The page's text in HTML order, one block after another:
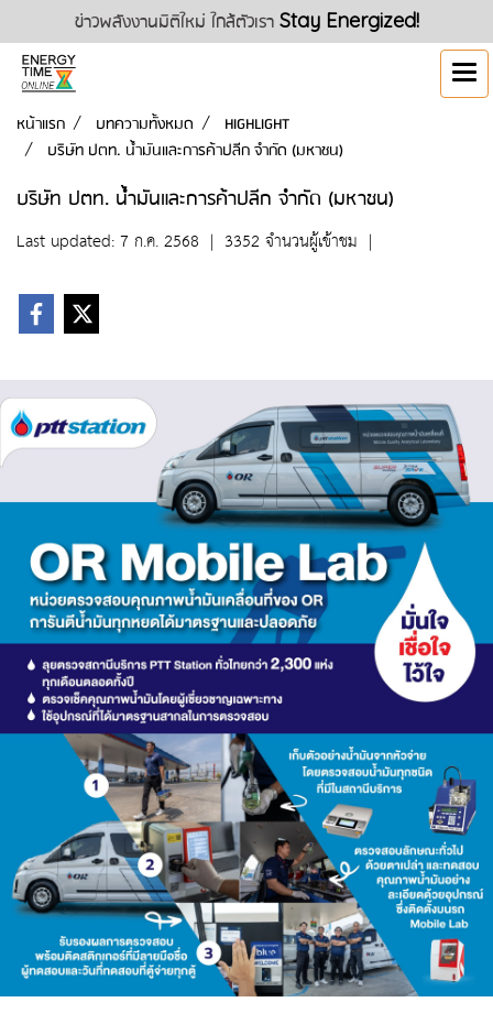
ข่าวพลังงานมิติใหม่ ใกล้ตัวเรา Stay Energized!
หน้าแรก บทความทั้งหมด
HIGHLIGHT
บริษัท ปตท. น้ำมันและการค้าปลีก จำกัด (มหาชน)
บริษัท ปตท. น้ำมันและการค้าปลีก จำกัด (มหาชน)
Last updated: 7 ก.ค. 2568 | 3352 จำนวนผู้เข้าชม |